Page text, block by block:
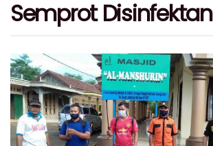
Semprot Disinfektan